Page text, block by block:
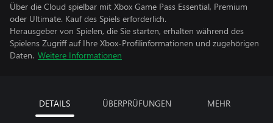
Über die Cloud spielbar mit Xbox Game Pass Essential, Premium
oder Ultimate. Kauf des Spiels erforderlich.
Herausgeber von Spielen, die Sie starten, erhalten während des
Spielens Zugriff auf Ihre Xbox-Profilinformationen und zugehörigen
Daten. Weitere Informationen
DETAILS ÜBERPRÜFUNGEN MEHR